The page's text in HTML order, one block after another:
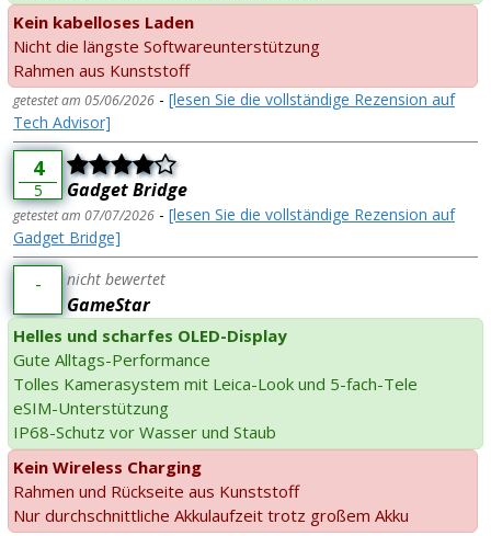
Kein kabelloses Laden
Nicht die längste Softwareunterstützung
Rahmen aus Kunststoff
getestet am 05/06/2026 - [lesen Sie die vollständige Rezension auf
Tech Advisor]
4
5 Gadget Bridge
getestet am 07/07/2026 - [lesen Sie die vollständige Rezension auf
Gadget Bridge]
- nicht bewertet
GameStar
Helles und scharfes OLED-Display
Gute Alltags-Performance
Tolles Kamerasystem mit Leica-Look und 5-fach-Tele
eSIM-Unterstützung
IP68-Schutz vor Wasser und Staub
Kein Wireless Charging
Rahmen und Rückseite aus Kunststoff
Nur durchschnittliche Akkulaufzeit trotz großem Akku